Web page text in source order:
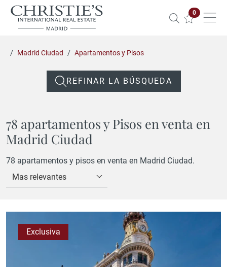
0
Madrid Ciudad Apartamentos y Pisos
REFINAR LA BÚSQUEDA
78 apartamentos y Pisos en venta en
Madrid Ciudad
78 apartamentos y pisos en venta en Madrid Ciudad.
Mas relevantes
Exclusiva